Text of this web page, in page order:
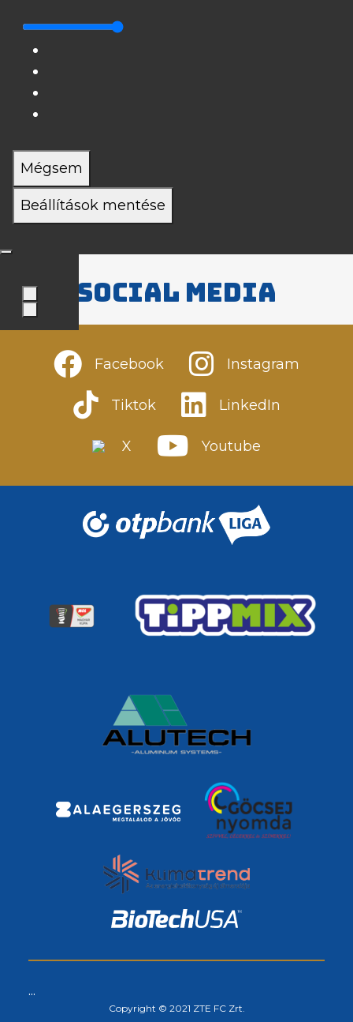
Mégsem
Beállítások mentése
Social media
Facebook Instagram
Tiktok LinkedIn
X Youtube
...
Copyright © 2021 ZTE FC Zrt.